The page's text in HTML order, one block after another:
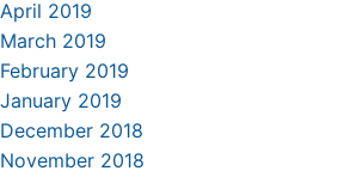
April 2019
March 2019
February 2019
January 2019
December 2018
November 2018